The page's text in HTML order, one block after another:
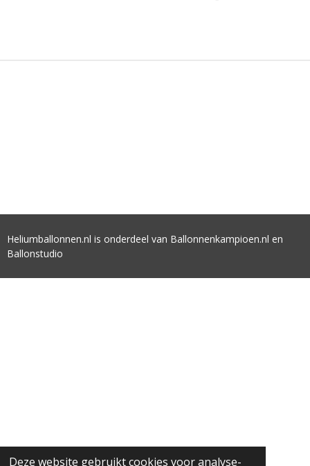
Deze website gebruikt cookies voor analyse-
Heliumballonnen.nl is onderdeel van Ballonnenkampioen.nl en
Ballonstudio